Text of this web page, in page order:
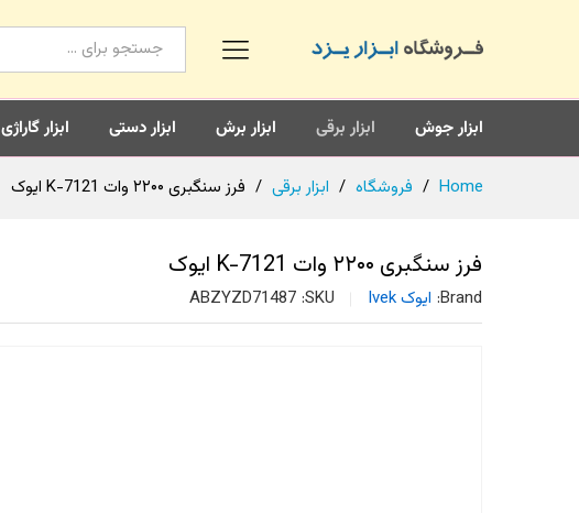
همه محصولات
ابزار جوش ابزار برقی ابزار برش ابزار دستی ابزار گاراژی
Home
/ فروشگاه / ابزار برقی / فرز سنگبری ۲۲۰۰ وات K-7121 ایوک
فرز سنگبری ۲۲۰۰ وات K-7121 ایوک
Brand: ایوک Ivek SKU:
ABZYZD71487